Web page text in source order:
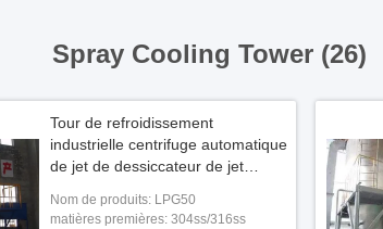
Spray Cooling Tower (26)
Tour de refroidissement
industrielle centrifuge automatique
de jet de dessiccateur de jet
Nom de produits: LPG50
matières premières: 304ss/316ss